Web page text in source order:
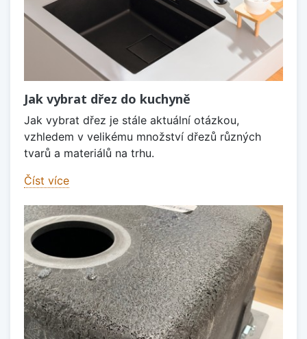
Jak vybrat dřez do kuchyně
Jak vybrat dřez je stále aktuální otázkou,
vzhledem v velikému množství dřezů různých
tvarů a materiálů na trhu.
Číst více